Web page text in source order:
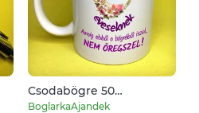
Csodabögre 50
éveseknek
BoglarkaAjandek